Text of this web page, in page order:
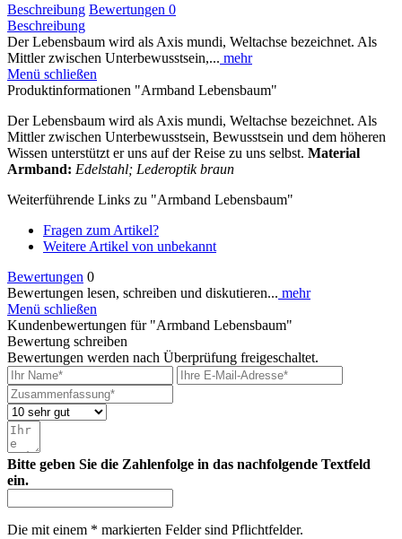
Beschreibung Bewertungen 0
Beschreibung
Der Lebensbaum wird als Axis mundi, Weltachse bezeichnet. Als
Mittler zwischen Unterbewusstsein,... mehr
Menü schließen
Produktinformationen "Armband Lebensbaum"
Der Lebensbaum wird als Axis mundi, Weltachse bezeichnet. Als
Mittler zwischen Unterbewusstsein, Bewusstsein und dem höheren
Wissen unterstützt er uns auf der Reise zu uns selbst. Material
Armband: Edelstahl; Lederoptik braun
Weiterführende Links zu "Armband Lebensbaum"
Fragen zum Artikel?
Weitere Artikel von unbekannt
Bewertungen 0
Bewertungen lesen, schreiben und diskutieren... mehr
Menü schließen
Kundenbewertungen für "Armband Lebensbaum"
Bewertung schreiben
Bewertungen werden nach Überprüfung freigeschaltet.
Bitte geben Sie die Zahlenfolge in das nachfolgende Textfeld
ein.
Die mit einem * markierten Felder sind Pflichtfelder.